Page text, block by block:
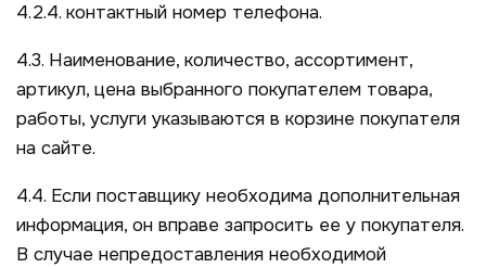
4.2.4. контактный номер телефона.
4.3. Наименование, количество, ассортимент,
артикул, цена выбранного покупателем товара,
работы, услуги указываются в корзине покупателя
на сайте.
4.4. Если поставщику необходима дополнительная
информация, он вправе запросить ее у покупателя.
В случае непредоставления необходимой